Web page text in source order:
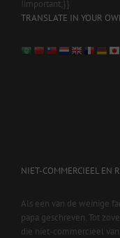
!important;}}
TRANSLATE IN YOUR
NIET-COMMERCIEEL EN
Als een van de weinige
papa geschreven. Tot
die niet-commercieel